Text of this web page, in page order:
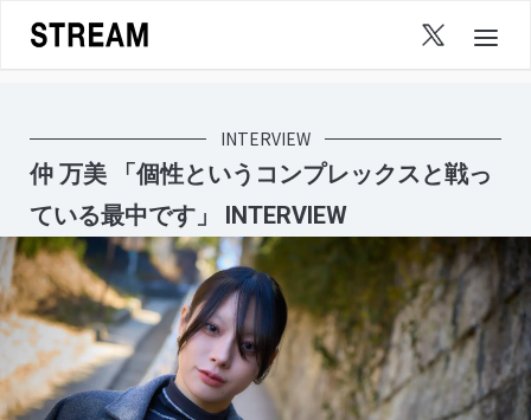
content
INTERVIEW
仲 万美 「個性というコンプレックスと戦っ
ている最中です」 INTERVIEW